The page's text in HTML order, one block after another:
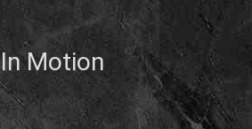
In Motion